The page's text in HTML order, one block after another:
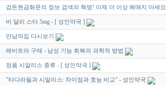
검돈현금화문의 정보 검색의 혁명! 이제 더 이상 헤매지 마세요
비 달리 스타 5mg - [ 성인약국 ]
만남의집 다시보기
레비트라 구매 - 남성 기능 회복의 과학적 방법
정품 시알리스 종류 - [ 성인약국 ]
"타다라필과 시알리스: 차이점과 효능 비교" - 성인약국